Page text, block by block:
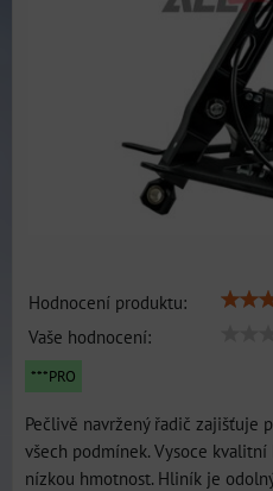
Hodnocení produktu:
Vaše hodnocení:
***PRO
Pečlivě navržený řadič zajišťuje
všech podmínek. Vysoce
nízkou hmotnost. Hliník je